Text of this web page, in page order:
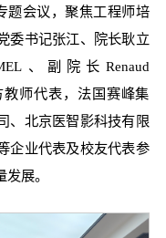
题会议，聚焦工程师培
委书记张江、院长耿立
、副院长Renaud
教师代表，法国赛峰集
、北京医智影科技有限
企业代表及校友代表参
展。